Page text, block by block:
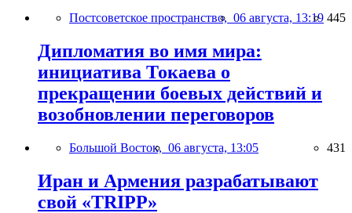
Постсоветское пространство, 06 августа, 13:19 445
Дипломатия во имя мира:
инициатива Токаева о
прекращении боевых действий и
возобновлении переговоров
Большой Восток, 06 августа, 13:05 431
Иран и Армения разрабатывают
свой «TRIPP»